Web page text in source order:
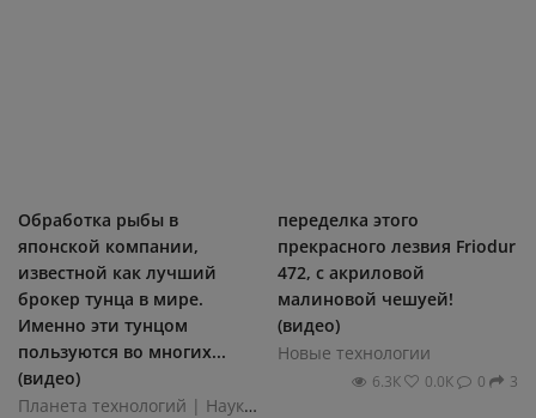
Обработка рыбы в
японской компании,
известной как лучший
брокер тунца в мире.
Именно эти тунцом
пользуются во многих...
(видео)
Планета технологий | Наука и техника
переделка этого
прекрасного лезвия Friodur
472, с акриловой
малиновой чешуей!
(видео)
Новые технологии
6.3К 0.0К 0 3